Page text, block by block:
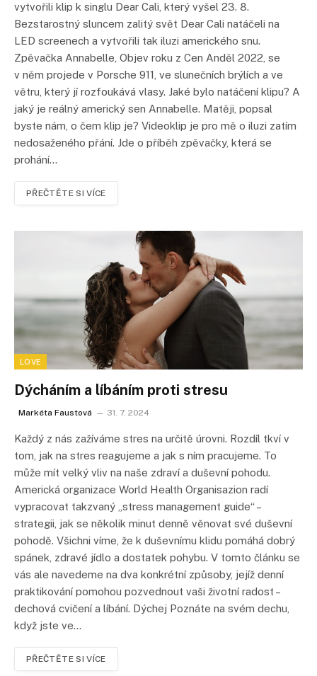
vytvořili klip k singlu Dear Cali, který vyšel 23. 8.
Bezstarostný sluncem zalitý svět Dear Cali natáčeli na
LED screenech a vytvořili tak iluzi amerického snu.
Zpěvačka Annabelle, Objev roku z Cen Anděl 2022, se
v něm projede v Porsche 911, ve slunečních brýlích a ve
větru, který jí rozfoukává vlasy. Jaké bylo natáčení klipu? A
jaký je reálný americký sen Annabelle. Matěji, popsal
byste nám, o čem klip je? Videoklip je pro mě o iluzi zatím
nedosaženého přání. Jde o příběh zpěvačky, která se
prohání…
PŘEČTĚTE SI VÍCE
LOVE
Dýcháním a líbáním proti stresu
Markéta Faustová 31. 7. 2024
Každý z nás zažíváme stres na určitě úrovni. Rozdíl tkví v
tom, jak na stres reagujeme a jak s ním pracujeme. To
může mít velký vliv na naše zdraví a duševní pohodu.
Americká organizace World Health Organisazion radí
vypracovat takzvaný „stress management guide“ –
strategii, jak se několik minut denně věnovat své duševní
pohodě. Všichni víme, že k duševnímu klidu pomáhá dobrý
spánek, zdravé jídlo a dostatek pohybu. V tomto článku se
vás ale navedeme na dva konkrétní způsoby, jejíž denní
praktikování pomohou pozvednout vaši životní radost –
dechová cvičení a líbání. Dýchej Poznáte na svém dechu,
když jste ve…
PŘEČTĚTE SI VÍCE